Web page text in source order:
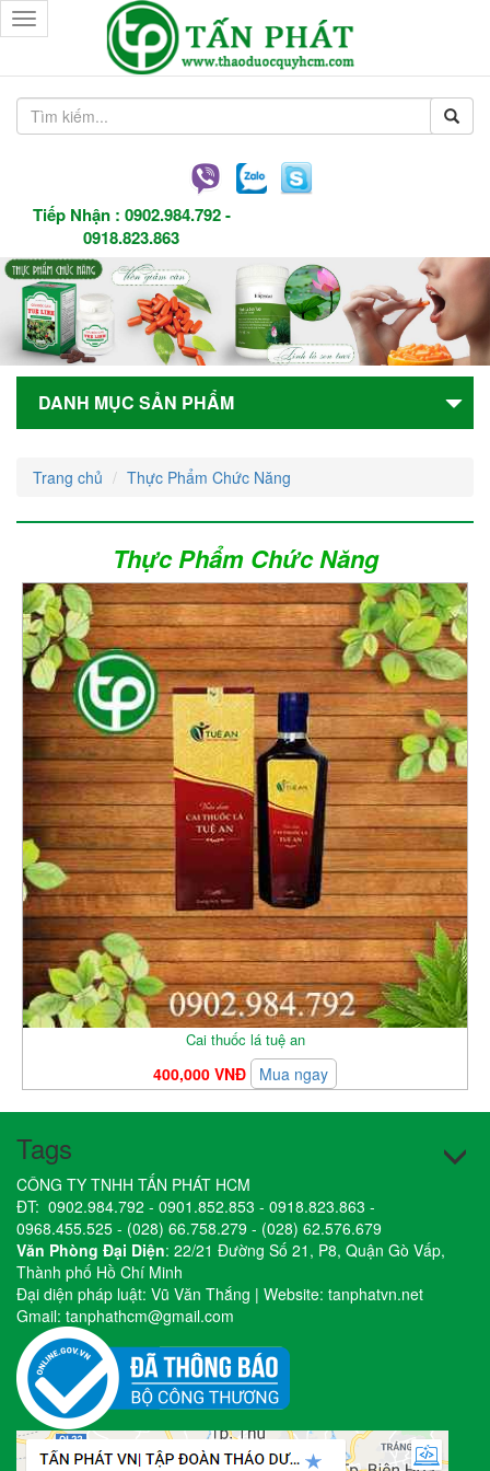
Tiếp Nhận : 0902.984.792-
0918.823.863
Toggle
navigation
DANH MỤC SẢN PHẨM
Trang chủ Thực Phẩm Chức Năng
Thực Phẩm Chức Năng
Cai thuốc lá tuệ an
400,000 VNĐ Mua ngay
Tags
CÔNG TY TNHH TẤN PHÁT HCM
ĐT: 0902.984.792 - 0901.852.853 - 0918.823.863 -
0968.455.525 - (028) 66.758.279 - (028) 62.576.679
Văn Phòng Đại Diện: 22/21 Đường Số 21, P8, Quận Gò Vấp,
Thành phố Hồ Chí Minh
Đại diện pháp luật: Vũ Văn Thắng | Website: tanphatvn.net
Gmail: tanphathcm@gmail.com